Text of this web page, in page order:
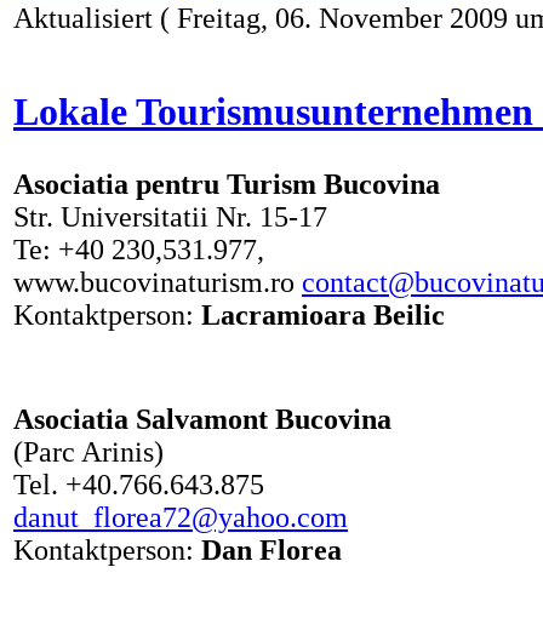
Aktualisiert ( Freitag, 06. November 2009
Lokale
Asociatia pentru Turism Bucovina
Str. Universitatii Nr. 15-17
Te: +40 230,531.977,
www.bucovinaturism.ro
Kontaktperson: Lacramioara Beilic
Asociatia Salvamont Bucovina
(Parc Arinis)
Tel. +40.766.643.875
danut_florea72@yahoo.com
Kontaktperson: Dan Florea